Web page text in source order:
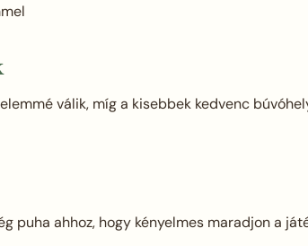
válik, míg a kisebbek kedvenc
puha ahhoz, hogy kényelmes maradjon a